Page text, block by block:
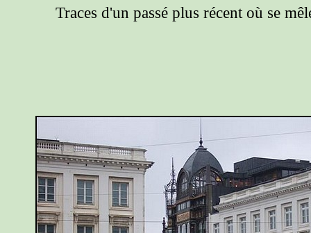
Traces d'un passé plus récent où se